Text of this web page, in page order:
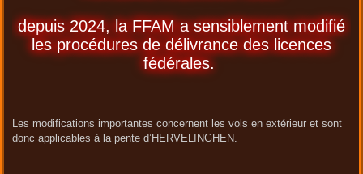
depuis 2024, la FFAM a sensiblement modifié
les procédures de délivrance des licences
fédérales.
Les modifications importantes concernent les vols en extérieur et sont
donc applicables à la pente d’HERVELINGHEN.